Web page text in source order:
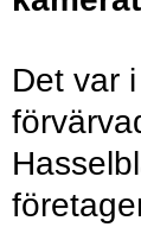
Det var